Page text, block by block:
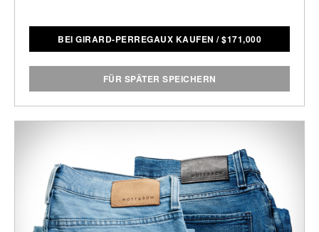
BEI GIRARD-PERREGAUX KAUFEN /$171,000
FÜR SPÄTER SPEICHERN